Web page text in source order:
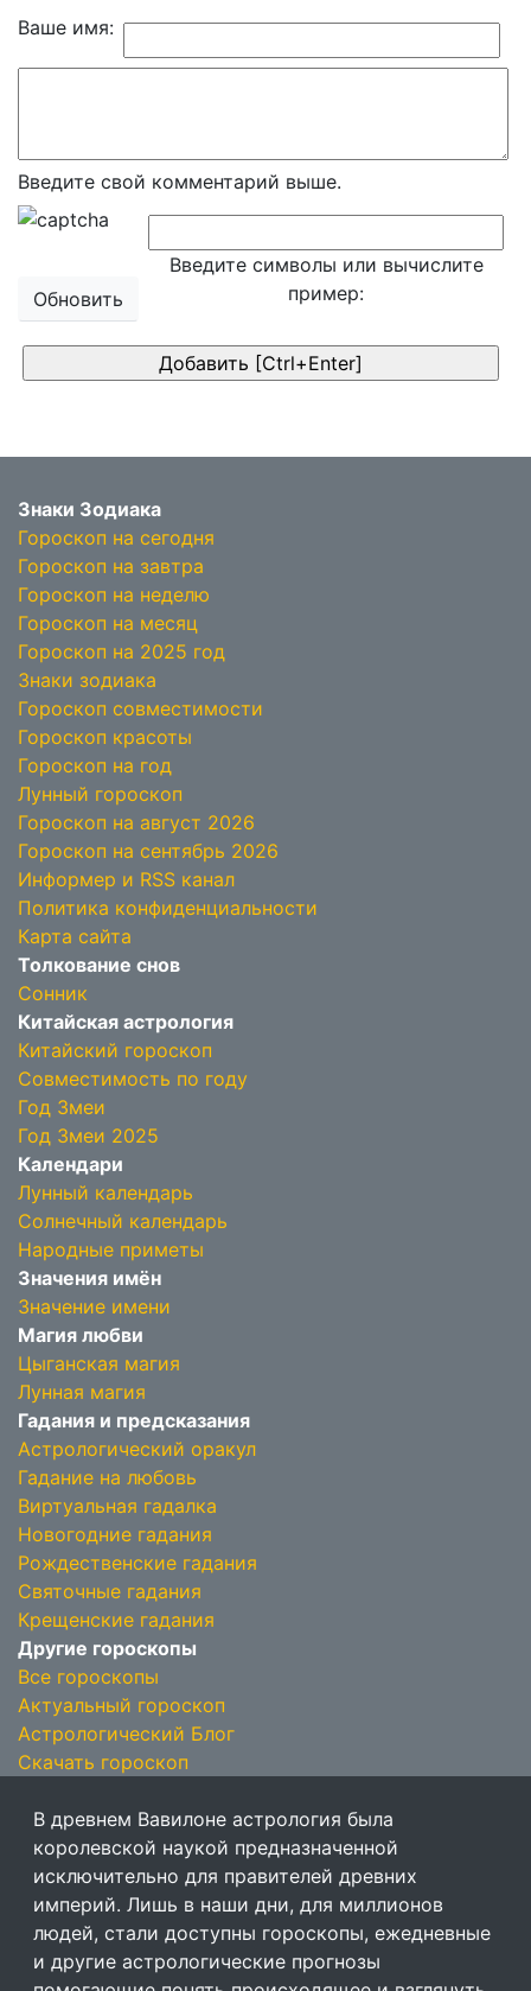
Ваше имя:
Введите свой комментарий выше.
Обновить
Введите символы или вычислите
пример:
Знаки Зодиака
Гороскоп на сегодня
Гороскоп на завтра
Гороскоп на неделю
Гороскоп на месяц
Гороскоп на 2025 год
Знаки зодиака
Гороскоп совместимости
Гороскоп красоты
Гороскоп на год
Лунный гороскоп
Гороскоп на август 2026
Гороскоп на сентябрь 2026
Информер и RSS канал
Политика конфиденциальности
Карта сайта
Толкование снов
Сонник
Китайская астрология
Китайский гороскоп
Совместимость по году
Год Змеи
Год Змеи 2025
Календари
Лунный календарь
Солнечный календарь
Народные приметы
Значения имён
Значение имени
Магия любви
Цыганская магия
Лунная магия
Гадания и предсказания
Астрологический оракул
Гадание на любовь
Виртуальная гадалка
Новогодние гадания
Рождественские гадания
Святочные гадания
Крещенские гадания
Другие гороскопы
Все гороскопы
Актуальный гороскоп
Астрологический Блог
Скачать гороскоп
В древнем Вавилоне астрология была
королевской наукой предназначенной
исключительно для правителей древних
империй. Лишь в наши дни, для миллионов
людей, стали доступны гороскопы, ежедневные
и другие астрологические прогнозы